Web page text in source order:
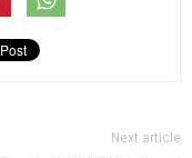
Next article